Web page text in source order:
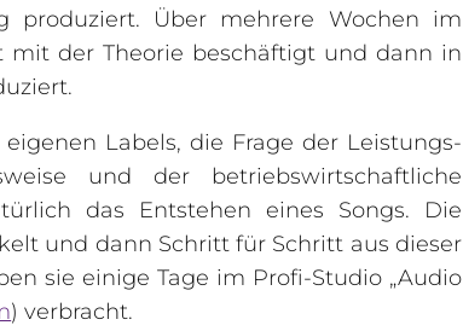
produziert. Über mehrere Wochen im
mit der Theorie beschäftigt und dann in
Labels, die Frage der Leistungs-
und der betriebswirtschaftliche
das Entstehen eines Songs. Die
und dann Schritt für Schritt aus dieser
sie einige Tage im Profi-Studio „Audio
) verbracht.